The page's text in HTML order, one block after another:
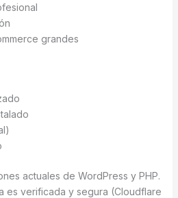
grandes
actuales de WordPress y PHP.
es verificada y segura (Cloudflare